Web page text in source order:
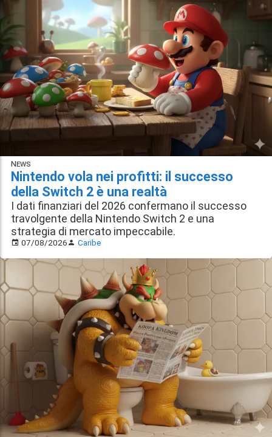
News
Nintendo vola nei profitti: il successo
della Switch 2 è una realtà
I dati finanziari del 2026 confermano il successo
travolgente della Nintendo Switch 2 e una
strategia di mercato impeccabile.
07/08/2026 Caribe